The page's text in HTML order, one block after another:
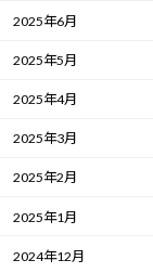
2025年6月
2025年5月
2025年4月
2025年3月
2025年2月
2025年1月
2024年12月